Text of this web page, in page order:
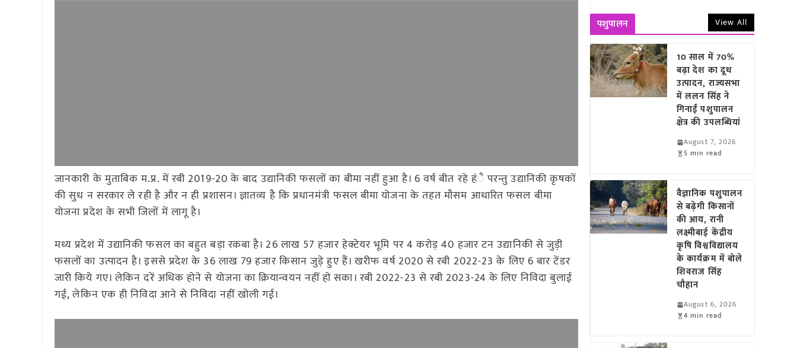
जानकारी के मुताबिक म.प्र. में रबी 2019-20 के बाद उद्यानिकी फसलों का बीमा नहीं हुआ है। 6 वर्ष बीत रहे हंै परन्तु उद्यानिकी कृषकों
की सुध न सरकार ले रही है और न ही प्रशासन। ज्ञातव्य है कि प्रधानमंत्री फसल बीमा योजना के तहत मौसम आधारित फसल बीमा
योजना प्रदेश के सभी जिलों में लागू है।
मध्य प्रदेश में उद्यानिकी फसल का बहुत बड़ा रकबा है। 26 लाख 57 हजार हेक्टेयर भूमि पर 4 करोड़ 40 हजार टन उद्यानिकी से जुड़ी
फसलों का उत्पादन है। इससे प्रदेश के 36 लाख 79 हजार किसान जुड़े हुए हैं। खरीफ वर्ष 2020 से रबी 2022-23 के लिए 6 बार टेंडर
जारी किये गए। लेकिन दरें अधिक होने से योजना का क्रियान्वयन नहीं हो सका। रबी 2022-23 से रबी 2023-24 के लिए निविदा बुलाई
गई, लेकिन एक ही निविदा आने से निविदा नहीं खोली गई।
पशुपालन View All
10 साल में 70%
बढ़ा देश का दूध
उत्पादन, राज्यसभा
में ललन सिंह ने
गिनाईं पशुपालन
क्षेत्र की उपलब्धियां
August 7, 2026
5 min read
वैज्ञानिक पशुपालन
से बढ़ेगी किसानों
की आय, रानी
लक्ष्मीबाई केंद्रीय
कृषि विश्वविद्यालय
के कार्यक्रम में बोले
शिवराज सिंह
चौहान
August 6, 2026
4 min read